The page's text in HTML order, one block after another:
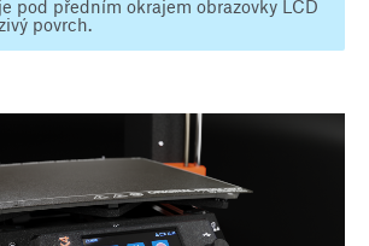
pod předním okrajem obrazovky LCD
povrch.